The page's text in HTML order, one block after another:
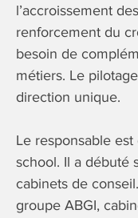
l’accroissement
renforcement du
besoin de
métiers. Le
direction unique.
Le responsable
school. Il a débuté
cabinets de
groupe ABGI,